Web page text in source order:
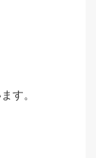
す。